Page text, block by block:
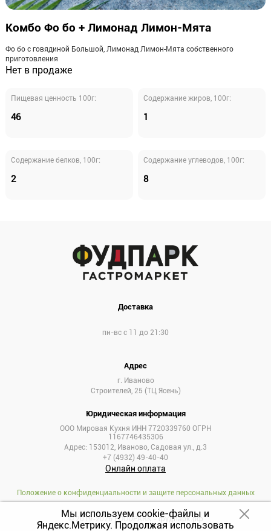
Комбо Фо бо + Лимонад Лимон-Мята
Фо бо с говядиной Большой, Лимонад Лимон-Мята собственного
приготовления
Нет в продаже
Пищевая ценность 100г:
46
Содержание жиров, 100г:
1
Cодержание белков, 100г:
2
Содержание углеводов, 100г:
8
Доставка
пн-вс с 11 до 21:30
Адрес
г. Иваново
Строителей, 25 (ТЦ Ясень)
Юридическая информация
ООО Мировая Кухня ИНН 7720339760 ОГРН
1167746435306
Адрес: 153012, Иваново, Садовая ул., д.3
+7 (4932) 49-40-40
Онлайн оплата
Положение о конфиденциальности и защите персональных данных
© 2019-2026 FOODPARK -фудпарк.рф
Мы используем cookie-файлы и
Яндекс.Метрику. Продолжая использовать